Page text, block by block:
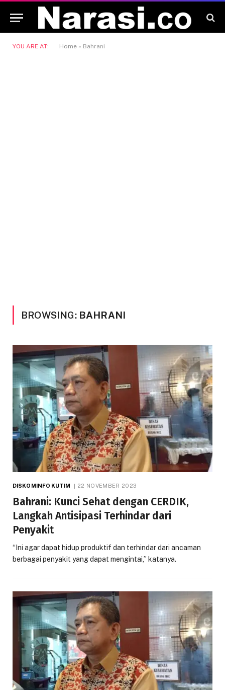
YOU ARE AT: Home » Bahrani
BROWSING: BAHRANI
DISKOMINFO KUTIM 22 NOVEMBER 2023
Bahrani: Kunci Sehat dengan CERDIK,
Langkah Antisipasi Terhindar dari
Penyakit
“Ini agar dapat hidup produktif dan terhindar dari ancaman
berbagai penyakit yang dapat mengintai,” katanya.